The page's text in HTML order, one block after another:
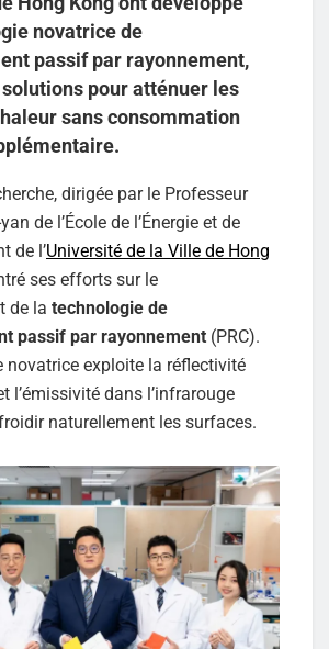
novatrice de
passif par rayonnement,
pour atténuer les
sans consommation
dirigée par le Professeur
de l’École de l’Énergie et de
de l’Université de la Ville de Hong
ses efforts sur le
de la technologie de
passif par rayonnement (PRC).
novatrice exploite la réflectivité
l’émissivité dans l’infrarouge
naturellement les surfaces.